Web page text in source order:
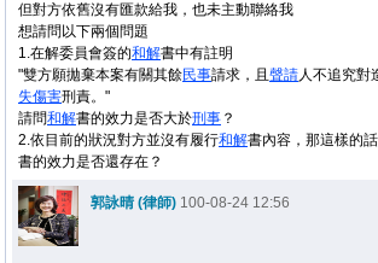
但對方依舊沒有匯款給我，也未主動聯絡我
想請問以下兩個問題
1.在解委員會簽的和解書中有註明
"雙方願拋棄本案有關其餘民事請求，且 聲請人不追究對
失傷害刑責。"
請問和解書的效力是否大於刑事 ？
2.依目前的狀況對方並沒有履行和解書內容，那這樣的話
書的效力是否還存在？
郭詠晴 (律師) 100-08-24 12:56